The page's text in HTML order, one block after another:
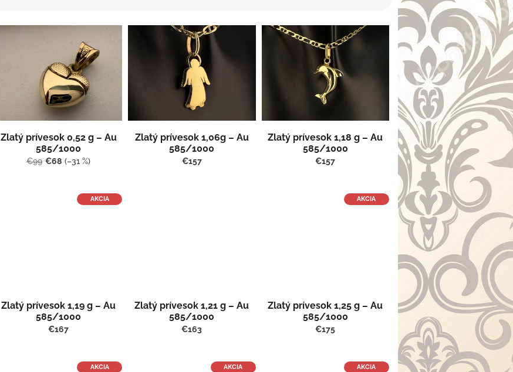
Zlatý prívesok 0,52 g – Au
585/1000
€99 €68 (–31 %)
Zlatý prívesok 1,06g – Au
585/1000
€157
Zlatý prívesok 1,18 g – Au
585/1000
€157
AKCIA
Zlatý prívesok 1,19 g – Au
585/1000
€167
Zlatý prívesok 1,21 g – Au
585/1000
€163
AKCIA
Zlatý prívesok 1,25 g – Au
585/1000
€175
AKCIA AKCIA AKCIA